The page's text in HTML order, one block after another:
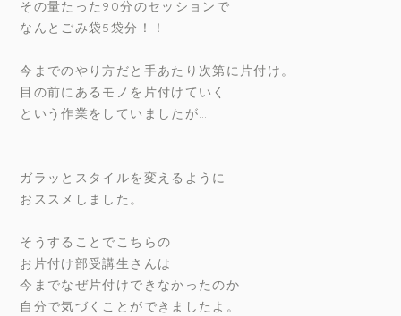
その量たった90分のセッションで
なんとごみ袋5袋分！！
今までのやり方だと手あたり次第に片付け。
目の前にあるモノを片付けていく…
という作業をしていましたが…
ガラッとスタイルを変えるように
おススメしました。
そうすることでこちらの
お片付け部受講生さんは
今までなぜ片付けできなかったのか
自分で気づくことができましたよ。